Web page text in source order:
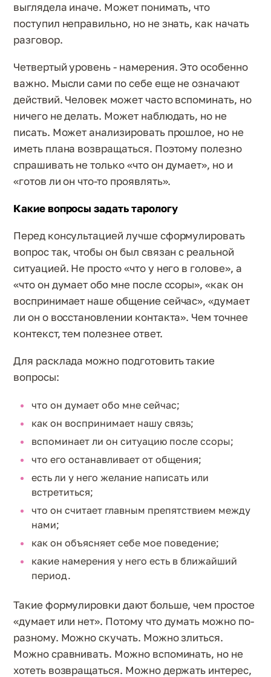
выглядела иначе. Может понимать, что
поступил неправильно, но не знать, как начать
разговор.
Четвертый уровень - намерения. Это особенно
важно. Мысли сами по себе еще не означают
действий. Человек может часто вспоминать, но
ничего не делать. Может наблюдать, но не
писать. Может анализировать прошлое, но не
иметь плана возвращаться. Поэтому полезно
спрашивать не только «что он думает», но и
«готов ли он что-то проявлять».
Какие вопросы задать тарологу
Перед консультацией лучше сформулировать
вопрос так, чтобы он был связан с реальной
ситуацией. Не просто «что у него в голове», а
«что он думает обо мне после ссоры», «как он
воспринимает наше общение сейчас», «думает
ли он о восстановлении контакта». Чем точнее
контекст, тем полезнее ответ.
Для расклада можно подготовить такие
вопросы:
что он думает обо мне сейчас;
как он воспринимает нашу связь;
вспоминает ли он ситуацию после ссоры;
что его останавливает от общения;
есть ли у него желание написать или
встретиться;
что он считает главным препятствием между
нами;
как он объясняет себе мое поведение;
какие намерения у него есть в ближайший
период.
Такие формулировки дают больше, чем простое
«думает или нет». Потому что думать можно по-
разному. Можно скучать. Можно злиться.
Можно сравнивать. Можно вспоминать, но не
хотеть возвращаться. Можно держать интерес,